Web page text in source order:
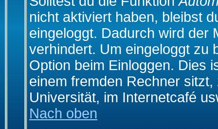
nicht aktiviert haben, bleibst
eingeloggt. Dadurch wird der
verhindert. Um eingeloggt zu
Option beim Einloggen. Dies
einem fremden Rechner
Universität, im Internetcafé
Nach oben